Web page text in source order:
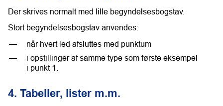
Der skrives normalt med lille begyndelsesbogstav.
Stort begyndelsesbogstav anvendes:
når hvert led afsluttes med punktum
i opstillinger af samme type som første eksempel
i punkt 1.
4. Tabeller, lister m.m.